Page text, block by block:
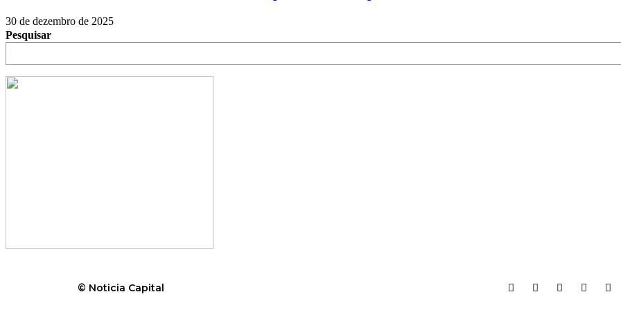
30 de dezembro de 2025
Pesquisar
© Noticia Capital